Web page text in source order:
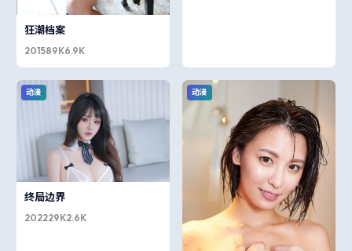
狂潮档案
201589K6.9K
动漫
终局边界
202229K2.6K
动漫